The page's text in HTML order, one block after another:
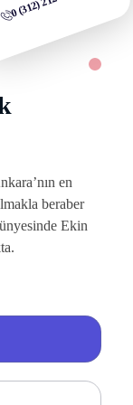
en
beraber
Ekin